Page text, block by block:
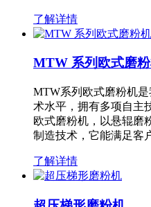
了解详情
MTW 系列欧式磨
MTW系列欧式磨粉机
术水平，拥有多项自主
欧式磨粉机，以悬辊磨
制造技术，它能满足客
了解详情